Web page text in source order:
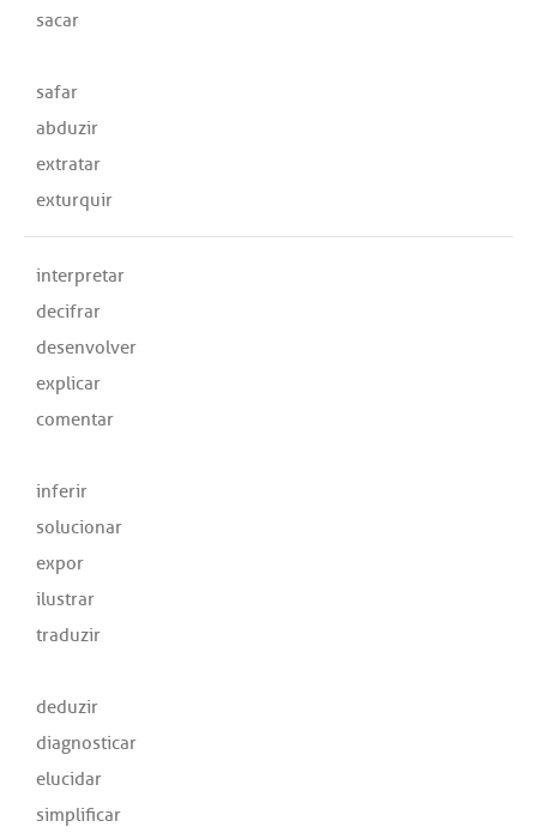
sacar
safar
abduzir
extratar
exturquir
interpretar
decifrar
desenvolver
explicar
comentar
inferir
solucionar
expor
ilustrar
traduzir
deduzir
diagnosticar
elucidar
simplificar